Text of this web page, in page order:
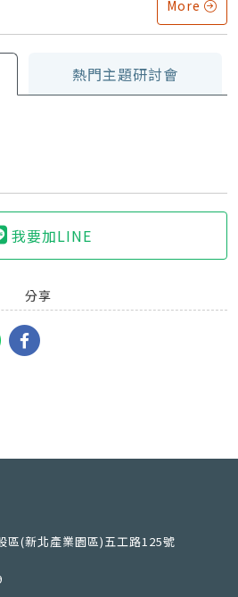
More
熱門主題研討會
我要加LINE
分享
區(新北產業園區)五工路125號